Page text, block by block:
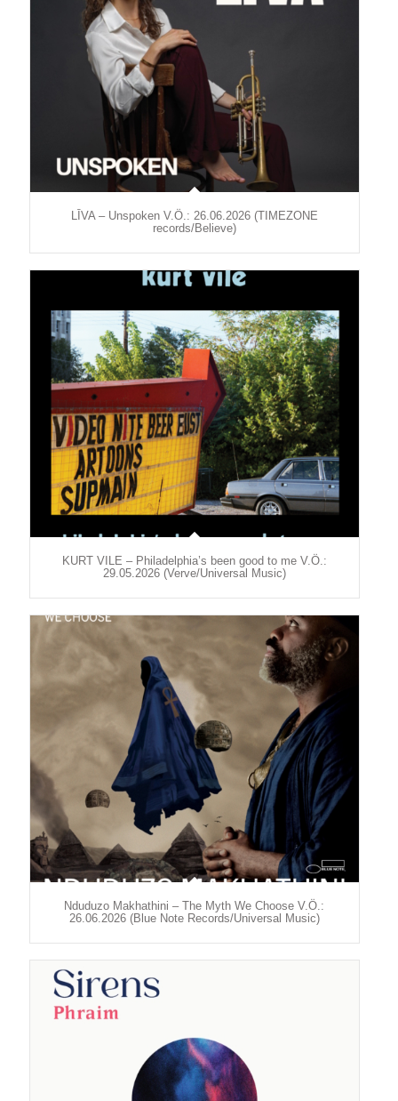
LĪVA – Unspoken V.Ö.: 26.06.2026 (TIMEZONE
records/Believe)
KURT VILE – Philadelphia’s been good to me V.Ö.:
29.05.2026 (Verve/Universal Music)
Nduduzo Makhathini – The Myth We Choose V.Ö.:
26.06.2026 (Blue Note Records/Universal Music)